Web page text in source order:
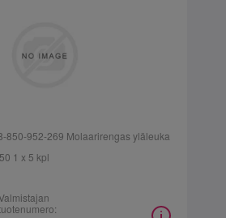
850-952-269 Molaarirengas yläleuka
1 x 5 kpl